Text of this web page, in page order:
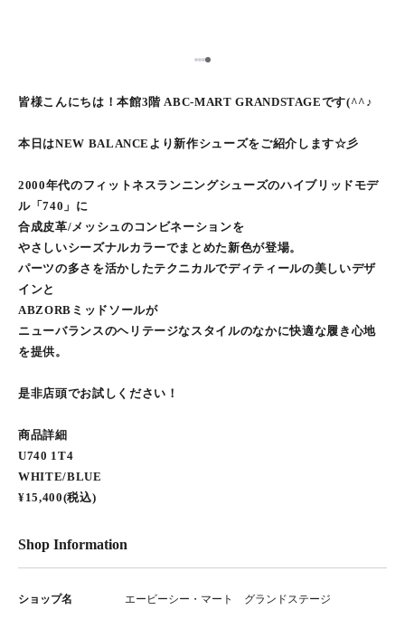
123
皆様こんにちは！本館3階 ABC-MART GRANDSTAGEです(^^♪
本日はNEW BALANCEより新作シューズをご紹介します☆彡
2000年代のフィットネスランニングシューズのハイブリッドモデ
ル「740」に
合成皮革/メッシュのコンビネーションを
やさしいシーズナルカラーでまとめた新色が登場。
パーツの多さを活かしたテクニカルでディティールの美しいデザ
インと
ABZORBミッドソールが
ニューバランスのヘリテージなスタイルのなかに快適な履き心地
を提供。
是非店頭でお試しください！
商品詳細
U740 1T4
WHITE/BLUE
¥15,400(税込)
Shop Information
ショップ名 エービーシー・マート グランドステージ